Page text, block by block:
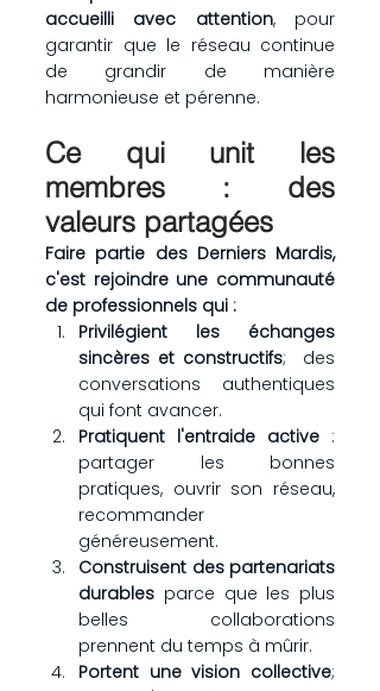
accueilli avec attention, pour
garantir que le réseau continue
de grandir de manière
harmonieuse et pérenne.
Ce qui unit les
membres : des
valeurs partagées
Faire partie des Derniers Mardis,
c'est rejoindre une communauté
de professionnels qui :
Privilégient les échanges
sincères et constructifs;  des
conversations authentiques
qui font avancer.
Pratiquent l'entraide active :
partager les bonnes
pratiques, ouvrir son réseau,
recommander
généreusement.
Construisent des partenariats
durables parce que les plus
belles collaborations
prennent du temps à mûrir.
Portent une vision collective;